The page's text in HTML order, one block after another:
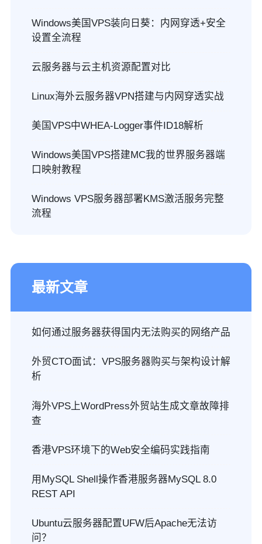
Windows美国VPS装向日葵：内网穿透+安全
设置全流程
云服务器与云主机资源配置对比
Linux海外云服务器VPN搭建与内网穿透实战
美国VPS中WHEA-Logger事件ID18解析
Windows美国VPS搭建MC我的世界服务器端
口映射教程
Windows VPS服务器部署KMS激活服务完整
流程
最新文章
如何通过服务器获得国内无法购买的网络产品
外贸CTO面试：VPS服务器购买与架构设计解
析
海外VPS上WordPress外贸站生成文章故障排
查
香港VPS环境下的Web安全编码实践指南
用MySQL Shell操作香港服务器MySQL 8.0
REST API
Ubuntu云服务器配置UFW后Apache无法访
问？